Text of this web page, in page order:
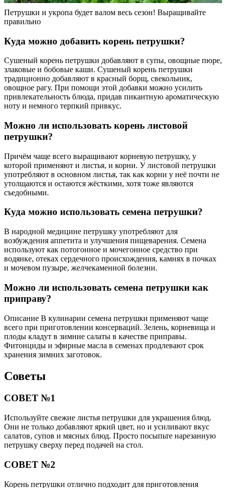
Петрушки и укропа будет валом весь сезон! Выращивайте
правильно
Куда можно добавить корень петрушки?
Сушеный корень петрушки добавляют в супы, овощные пюре,
злаковые и бобовые каши. Сушеный корень петрушки
традиционно добавляют в красный борщ, свекольник,
овощное рагу. При помощи этой добавки можно усилить
привлекательность блюда, придав пикантную ароматическую
ноту и немного терпкий привкус.
Можно ли использовать корень листовой
петрушки?
Причём чаще всего выращивают корневую петрушку, у
которой применяют и листья, и корни. У листовой петрушки
употребляют в основном листья, так как корни у неё почти не
утолщаются и остаются жёсткими, хотя тоже являются
съедобными.
Куда можно использовать семена петрушки?
В народной медицине петрушку употребляют для
возбуждения аппетита и улучшения пищеварения. Семена
используют как потогонное и мочегонное средство при
водянке, отеках сердечного происхождения, камнях в почках
и мочевом пузыре, желчекаменной болезни.
Можно ли использовать семена петрушки как
приправу?
Описание В кулинарии семена петрушки применяют чаще
всего при приготовлении консерваций. Зелень, корневища и
плоды кладут в зимние салаты в качестве приправы.
Фитонциды и эфирные масла в семенах продлевают срок
хранения зимних заготовок.
Советы
СОВЕТ №1
Используйте свежие листья петрушки для украшения блюд.
Они не только добавляют яркий цвет, но и усиливают вкус
салатов, супов и мясных блюд. Просто посыпьте нарезанную
петрушку сверху перед подачей на стол.
СОВЕТ №2
Корень петрушки отлично подходит для приготовления